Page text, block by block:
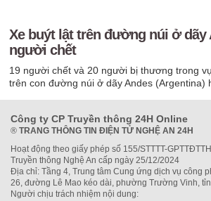
Xe buýt lật trên đường núi ở dãy
người chết
19 người chết và 20 người bị thương trong
trên con đường núi ở dãy Andes (Argentina)
Công ty CP Truyền thông 24H Online
® TRANG THÔNG TIN ĐIỆN TỬ NGHỆ AN 24H
Hoạt động theo giấy phép số 155/STTTT-
Truyền thông Nghệ An cấp ngày 25/12/2024
Địa chỉ: Tầng 4, Trung tâm Cung ứng dịch vụ công
26, đường Lê Mao kéo dài, phường Trường Vinh,
Người chịu trách nhiệm nội dung: